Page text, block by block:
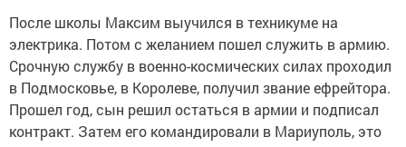
После школы Максим выучился в техникуме на
электрика. Потом с желанием пошел служить в армию.
Срочную службу в военно-космических силах проходил
в Подмосковье, в Королеве, получил звание ефрейтора.
Прошел год, сын решил остаться в армии и подписал
контракт. Затем его командировали в Мариуполь, это